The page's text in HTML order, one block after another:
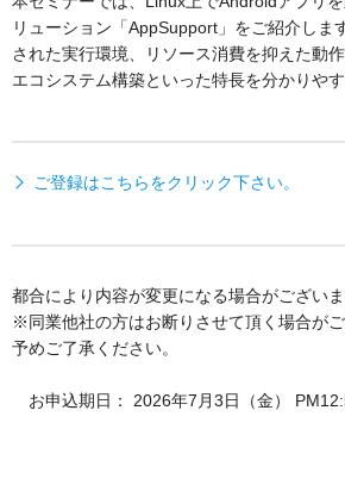
リューション「AppSupport」をご紹介しま
された実行環境、リソース消費を抑えた動
エコシステム構築といった特長を分かりやす
ご登録はこちらをクリック下さい。
都合により内容が変更になる場合がございま
※同業他社の方はお断りさせて頂く場合がご
予めご了承ください。
お申込期日： 2026年7月3日（金）